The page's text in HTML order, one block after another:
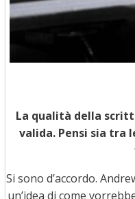
La qualità della
valida. Pensi sia tra
Si sono d’accordo.
un’idea di come